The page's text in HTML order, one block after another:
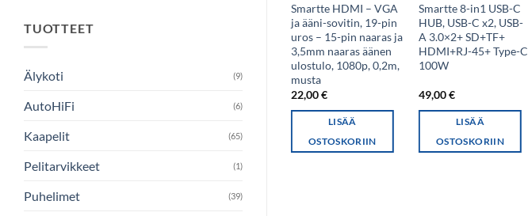
TUOTTEET
Älykoti (9)
AutoHiFi (6)
Kaapelit (65)
Pelitarvikkeet (1)
Puhelimet (39)
Smartte HDMI – VGA
ja ääni-sovitin, 19-pin
uros – 15-pin naaras ja
3,5mm naaras äänen
ulostulo, 1080p, 0,2m,
musta
22,00€
LISÄÄ
OSTOSKORIIN
Smartte 8-in1 USB-C
HUB, USB-C x2, USB-
A 3.0×2+ SD+TF+
HDMI+RJ-45+ Type-C
100W
49,00€
LISÄÄ
OSTOSKORIIN
OSTOSKORIIN